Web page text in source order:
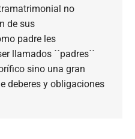
no
de sus
padre les
llamados ´´padres´´
sino una gran
deberes y obligaciones